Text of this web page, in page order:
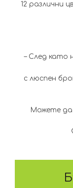
12 различни
– След като
с люспен
Можете